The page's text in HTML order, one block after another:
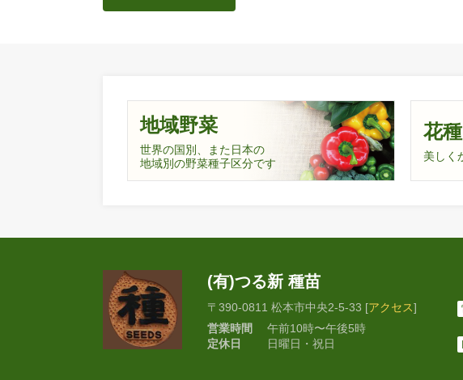
地域野菜
世界の国別、また日本の
地域別の野菜種子区分です
花種
美しく
(有)つる新 種苗
〒390-0811 松本市中央2-5-33 [アクセス]
営業時間
午前10時〜午後5時
定休日
日曜日・祝日